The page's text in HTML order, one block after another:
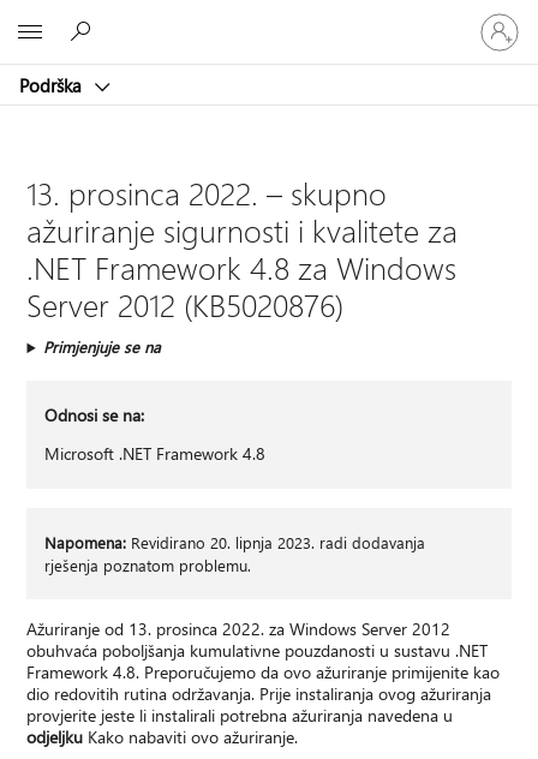
Podrška
Prijavite
se
u
račun
13. prosinca 2022. – skupno
ažuriranje sigurnosti i kvalitete za
.NET Framework 4.8 za Windows
Server 2012 (KB5020876)
Primjenjuje se na
Odnosi se na:
Microsoft .NET Framework 4.8
Napomena: Revidirano 20. lipnja 2023. radi dodavanja
rješenja poznatom problemu.
Ažuriranje od 13. prosinca 2022. za Windows Server 2012
obuhvaća poboljšanja kumulativne pouzdanosti u sustavu .NET
Framework 4.8. Preporučujemo da ovo ažuriranje primijenite kao
dio redovitih rutina održavanja. Prije instaliranja ovog ažuriranja
provjerite jeste li instalirali potrebna ažuriranja navedena u
odjeljku Kako nabaviti ovo ažuriranje.